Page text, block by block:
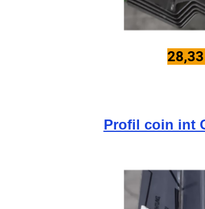
Profil coin int